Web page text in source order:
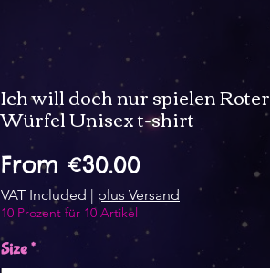
Ich will doch nur spielen Roter
Würfel Unisex t-shirt
From €30.00Sale
Price
VAT Included | plus Versand
10 Prozent für 10 Artikel
Size*